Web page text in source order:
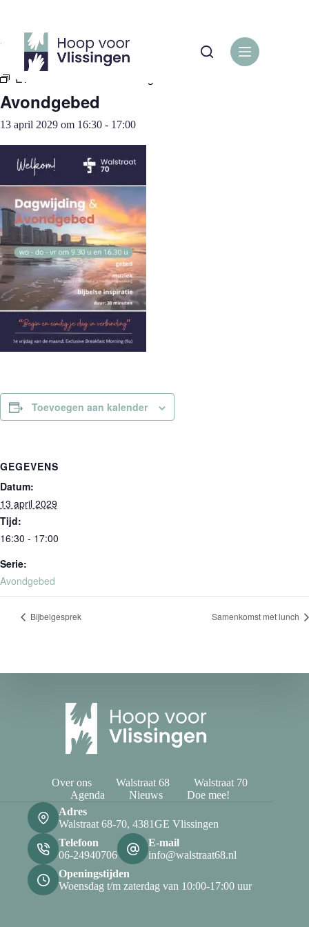
inhoud
« Alle Evenementen
Evenementenreeks:
Avondgebed
13 april 2029 om 16:30 - 17:00
Toevoegen aan kalender
GEGEVENS
Datum:
13 april 2029
Tijd:
16:30 - 17:00
Serie:
Avondgebed
Bijbelgesprek Samenkomst met lunch
Over ons Walstraat 68
Walstraat 70
Agenda
Nieuws
Doe mee!
Adres
Walstraat 68-70, 4381GE Vlissingen
Telefoon
06-24940706
E-mail
info@walstraat68.nl
Openingstijden
Woensdag t/m zaterdag van 10:00-17:00 uur